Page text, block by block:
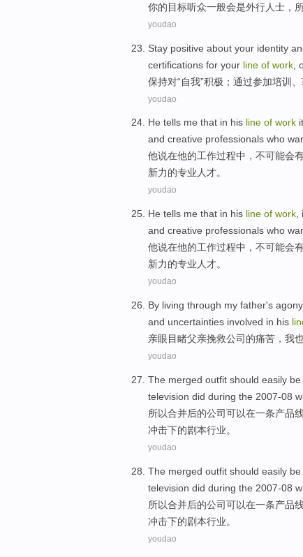
你的目标听众一般会是外行人士，
youdao
Stay positive about your identity
certifications for your line of work ,
保持对“自我”积极 ； 通过参加培训
youdao
He tells me that in his line of work
and creative professionals who
他说在他的工作过程中， 不可能会
新力的专业人才。
youdao
He tells me that in his line of work
and creative professionals who
他说在他的工作过程中， 不可能会
新力的专业 人才。
youdao
By living through my father's agony
and uncertainties involved in his
亲眼目睹父亲挽救公司 的痛苦 ， 我
youdao
The merged outfit should easily be
television did during the 2007-08
所以合并后的公司可以在一条产品
冲击下的剧本行业。
youdao
The merged outfit should easily be
television did during the 2007-08
所以合并后的公司可以在一条产品
冲击下的剧本行业。
youdao